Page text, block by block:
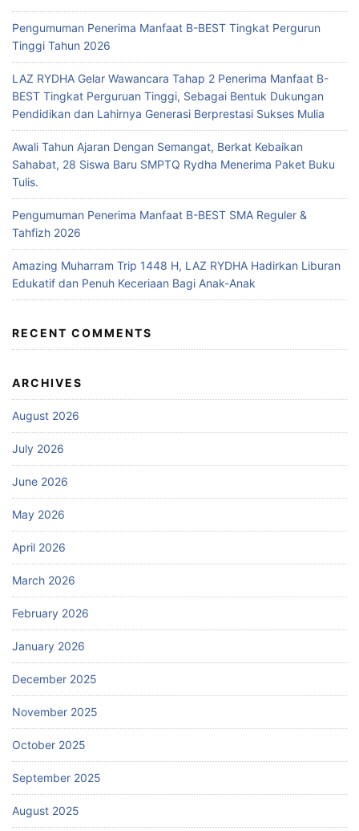
Pengumuman Penerima Manfaat B-BEST Tingkat Pergurun
Tinggi Tahun 2026
LAZ RYDHA Gelar Wawancara Tahap 2 Penerima Manfaat B-
BEST Tingkat Perguruan Tinggi, Sebagai Bentuk Dukungan
Pendidikan dan Lahirnya Generasi Berprestasi Sukses Mulia
Awali Tahun Ajaran Dengan Semangat, Berkat Kebaikan
Sahabat, 28 Siswa Baru SMPTQ Rydha Menerima Paket Buku
Tulis.
Pengumuman Penerima Manfaat B-BEST SMA Reguler &
Tahfizh 2026
Amazing Muharram Trip 1448 H, LAZ RYDHA Hadirkan Liburan
Edukatif dan Penuh Keceriaan Bagi Anak-Anak
RECENT COMMENTS
ARCHIVES
August 2026
July 2026
June 2026
May 2026
April 2026
March 2026
February 2026
January 2026
December 2025
November 2025
October 2025
September 2025
August 2025